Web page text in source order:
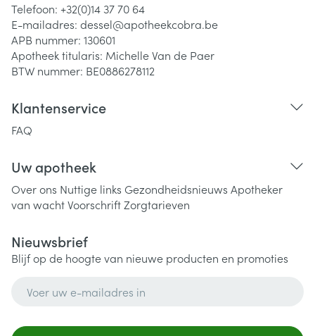
Telefoon: +32(0)14 37 70 64
E-mailadres: dessel@apotheekcobra.be
APB nummer: 130601
Apotheek titularis: Michelle Van de Paer
BTW nummer: BE0886278112
Klantenservice
FAQ
Uw apotheek
Over ons Nuttige links Gezondheidsnieuws Apotheker
van wachtVoorschriftZorgtarieven
Nieuwsbrief
Blijf op de hoogte van nieuwe producten en promoties